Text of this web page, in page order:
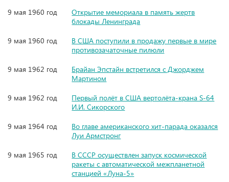
9 мая 1960 год
Открытие мемориала в память жертв
блокады Ленинграда
9 мая 1960 год
В США поступили в продажу первые в мире
противозачаточные пилюли
9 мая 1962 год
Брайан Эпстайн встретился с Джорджем
Мартином
9 мая 1962 год
Первый полёт в США вертолёта-крана S-64
И.И. Сикорского
9 мая 1964 год
Во главе американского хит-парада оказался
Луи Армстронг
9 мая 1965 год
В СССР осуществлен запуск космической
ракеты с автоматической межпланетной
станцией «Луна-5»